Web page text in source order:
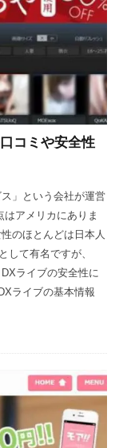
コミや安全性
」という会社が運営
アメリカにありま
のほとんどは日本人
して有名ですが、
ライブの安全性に
ライブの基本情報